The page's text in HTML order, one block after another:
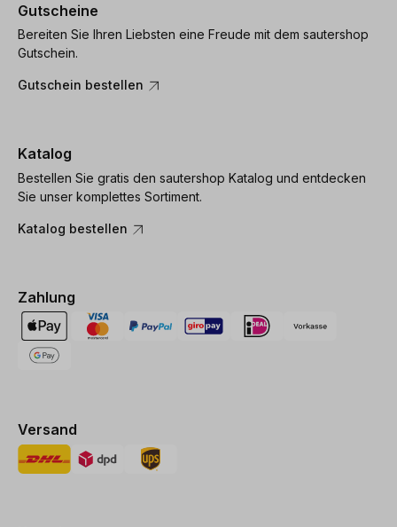
Gutscheine
Bereiten Sie Ihren Liebsten eine Freude mit dem sautershop
Gutschein.
Gutschein bestellen
Katalog
Bestellen Sie gratis den sautershop Katalog und entdecken
Sie unser komplettes Sortiment.
Katalog bestellen
Zahlung
Versand